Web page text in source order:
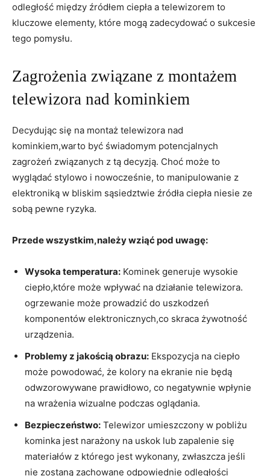
odległość‍ między źródłem ciepła a telewizorem to
kluczowe elementy, które mogą zadecydować o sukcesie
⁤tego pomysłu.
Zagrożenia związane‍ z montażem
telewizora nad kominkiem
Decydując się na montaż telewizora nad
kominkiem,warto być świadomym potencjalnych
zagrożeń ‍związanych z tą decyzją. Choć może to
wyglądać stylowo i nowocześnie, to‍ manipulowanie ‌z
elektroniką‌ w⁣ bliskim sąsiedztwie źródła⁤ ciepła niesie ze
⁢sobą pewne ryzyka.
Przede ⁢wszystkim,należy wziąć pod uwagę:
Wysoka temperatura: Kominek generuje wysokie
ciepło,które może wpływać na działanie ⁢telewizora.​
ogrzewanie może prowadzić do⁤ uszkodzeń
komponentów elektronicznych,co skraca żywotność
urządzenia.
Problemy z jakością obrazu: Ekspozycja na ciepło
może ⁣powodować, że kolory na ekranie nie będą
odwzorowywane⁣ prawidłowo, co negatywnie⁢ wpłynie ​
na ‍wrażenia wizualne podczas oglądania.
Bezpieczeństwo: Telewizor umieszczony ⁢w pobliżu
kominka jest narażony na uskok lub zapalenie się
‌materiałów z którego jest‍ wykonany, zwłaszcza jeśli
nie zostaną zachowane odpowiednie odległości